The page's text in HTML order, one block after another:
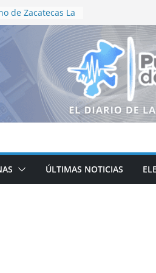
de Zacatecas La
Motociclismo
recorren el
en
en vida
Aguascalientes
en
zacatecano
de la cocina
DIF
ÚLTIMAS NOTICIAS